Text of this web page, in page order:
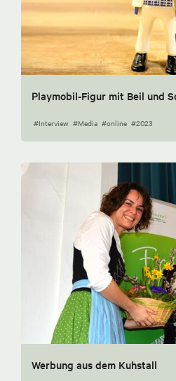
Playmobil-Figur mit Beil und
#Interview #Media #online #2023
Werbung aus dem Kuhstall